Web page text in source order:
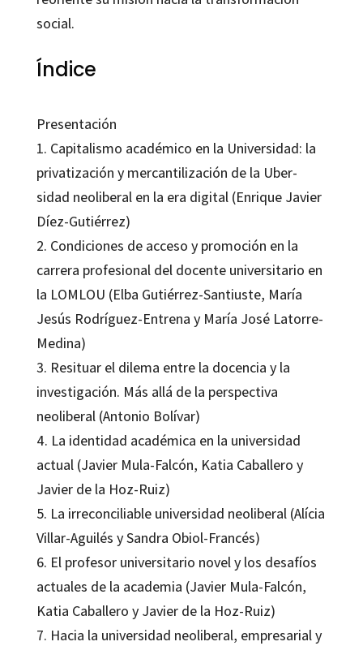
social.
Índice
Presentación
1. Capitalismo académico en la Universidad: la
privatización y mercantilización de la Uber-
sidad neoliberal en la era digital (Enrique Javier
Díez-Gutiérrez)
2. Condiciones de acceso y promoción en la
carrera profesional del docente universitario en
la LOMLOU (Elba Gutiérrez-Santiuste, María
Jesús Rodríguez-Entrena y María José Latorre-
Medina)
3. Resituar el dilema entre la docencia y la
investigación. Más allá de la perspectiva
neoliberal (Antonio Bolívar)
4. La identidad académica en la universidad
actual (Javier Mula-Falcón, Katia Caballero y
Javier de la Hoz-Ruiz)
5. La irreconciliable universidad neoliberal (Alícia
Villar-Aguilés y Sandra Obiol-Francés)
6. El profesor universitario novel y los desafíos
actuales de la academia (Javier Mula-Falcón,
Katia Caballero y Javier de la Hoz-Ruiz)
7. Hacia la universidad neoliberal, empresarial y